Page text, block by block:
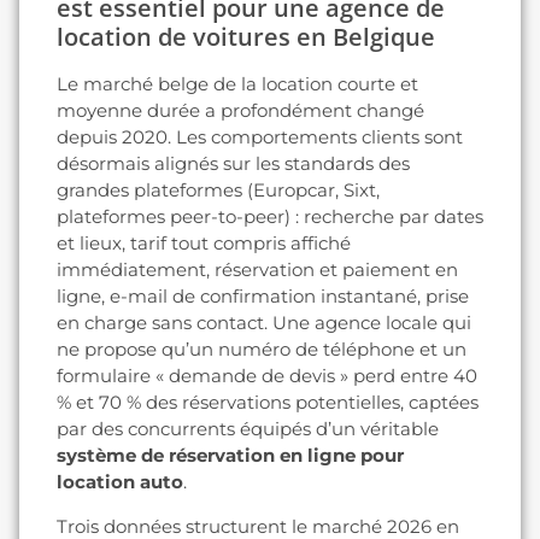
est essentiel pour une agence de
location de voitures en Belgique
Le marché belge de la location courte et
moyenne durée a profondément changé
depuis 2020. Les comportements clients sont
désormais alignés sur les standards des
grandes plateformes (Europcar, Sixt,
plateformes peer-to-peer) : recherche par dates
et lieux, tarif tout compris affiché
immédiatement, réservation et paiement en
ligne, e-mail de confirmation instantané, prise
en charge sans contact. Une agence locale qui
ne propose qu’un numéro de téléphone et un
formulaire « demande de devis » perd entre 40
% et 70 % des réservations potentielles, captées
par des concurrents équipés d’un véritable
système de réservation en ligne pour
location auto.
Trois données structurent le marché 2026 en